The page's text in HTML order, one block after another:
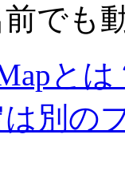
でも
とは
別の